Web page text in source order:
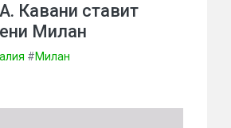
Кавани ставит
Милан
#Милан